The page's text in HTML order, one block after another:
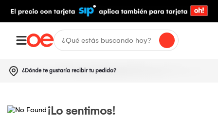
¿Dónde te gustaría recibir tu pedido?
¡Lo sentimos!